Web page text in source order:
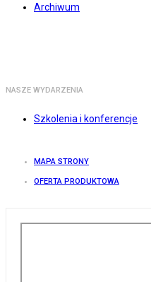
Archiwum
NASZE WYDARZENIA
Szkolenia i konferencje
MAPA STRONY
OFERTA PRODUKTOWA